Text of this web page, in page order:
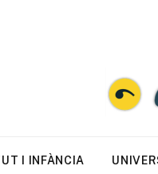
I INFÀNCIA